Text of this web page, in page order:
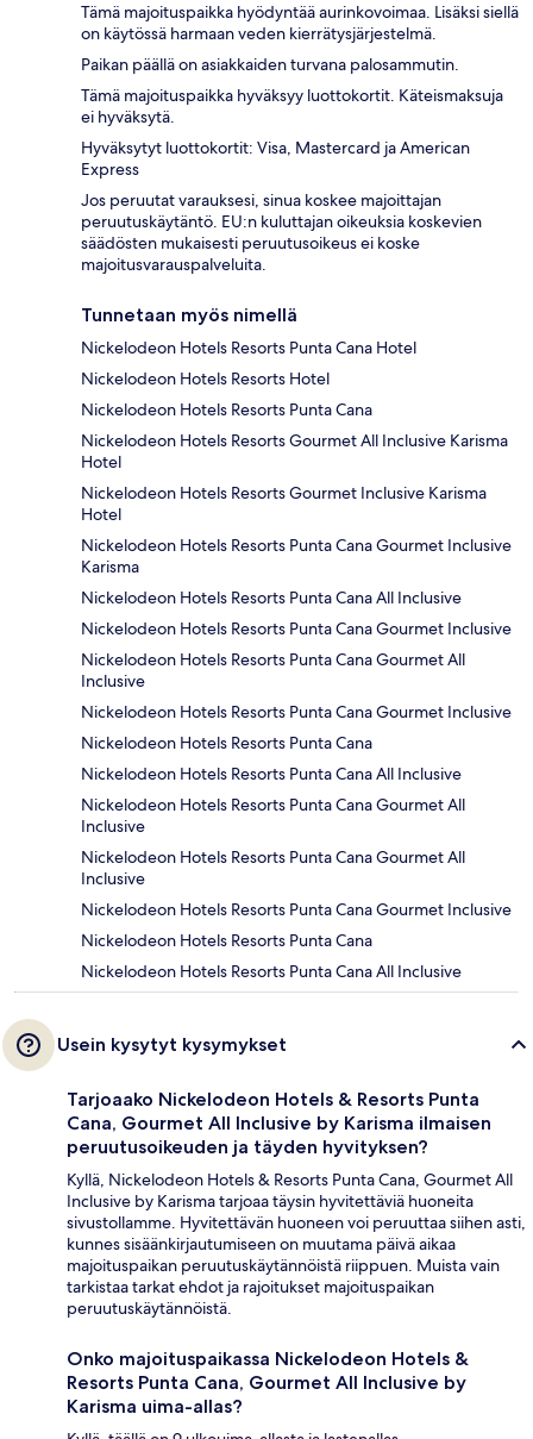
Tämä majoituspaikka hyödyntää aurinkovoimaa. Lisäksi siellä
on käytössä harmaan veden kierrätysjärjestelmä.
Paikan päällä on asiakkaiden turvana palosammutin.
Tämä majoituspaikka hyväksyy luottokortit. Käteismaksuja
ei hyväksytä.
Hyväksytyt luottokortit: Visa, Mastercard ja American
Express
Jos peruutat varauksesi, sinua koskee majoittajan
peruutuskäytäntö. EU:n kuluttajan oikeuksia koskevien
säädösten mukaisesti peruutusoikeus ei koske
majoitusvarauspalveluita.
Tunnetaan myös nimellä
Nickelodeon Hotels Resorts Punta Cana Hotel
Nickelodeon Hotels Resorts Hotel
Nickelodeon Hotels Resorts Punta Cana
Nickelodeon Hotels Resorts Gourmet All Inclusive Karisma
Hotel
Nickelodeon Hotels Resorts Gourmet Inclusive Karisma
Hotel
Nickelodeon Hotels Resorts Punta Cana Gourmet Inclusive
Karisma
Nickelodeon Hotels Resorts Punta Cana All Inclusive
Nickelodeon Hotels Resorts Punta Cana Gourmet Inclusive
Nickelodeon Hotels Resorts Punta Cana Gourmet All
Inclusive
Nickelodeon Hotels Resorts Punta Cana Gourmet Inclusive
Nickelodeon Hotels Resorts Punta Cana
Nickelodeon Hotels Resorts Punta Cana All Inclusive
Nickelodeon Hotels Resorts Punta Cana Gourmet All
Inclusive
Nickelodeon Hotels Resorts Punta Cana Gourmet All
Inclusive
Nickelodeon Hotels Resorts Punta Cana Gourmet Inclusive
Nickelodeon Hotels Resorts Punta Cana
Nickelodeon Hotels Resorts Punta Cana All Inclusive
Usein kysytyt kysymykset
Tarjoaako Nickelodeon Hotels & Resorts Punta
Cana, Gourmet All Inclusive by Karisma ilmaisen
peruutusoikeuden ja täyden hyvityksen?
Kyllä, Nickelodeon Hotels & Resorts Punta Cana, Gourmet All
Inclusive by Karisma tarjoaa täysin hyvitettäviä huoneita
sivustollamme. Hyvitettävän huoneen voi peruuttaa siihen asti,
kunnes sisäänkirjautumiseen on muutama päivä aikaa
majoituspaikan peruutuskäytännöistä riippuen. Muista vain
tarkistaa tarkat ehdot ja rajoitukset majoituspaikan
peruutuskäytännöistä.
Onko majoituspaikassa Nickelodeon Hotels &
Resorts Punta Cana, Gourmet All Inclusive by
Karisma uima-allas?